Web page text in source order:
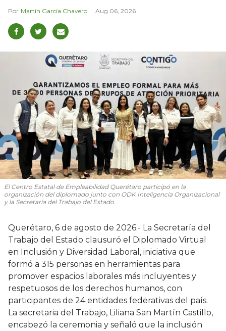
Martín García Chavero Aug 06, 2026
El Centro Estatal de Empleabilidad Querétaro participó en la
organización del diplomado junto con ODK Inteligencia Organizacional
y la Secretaría del Trabajo del Estado.
Querétaro, 6 de agosto de 2026.- La Secretaría del
Trabajo del Estado clausuró el Diplomado Virtual
en Inclusión y Diversidad Laboral, iniciativa que
formó a 315 personas en herramientas para
promover espacios laborales más incluyentes y
respetuosos de los derechos humanos, con
participantes de 24 entidades federativas del país.
La secretaria del Trabajo, Liliana San Martín Castillo,
encabezó la ceremonia y señaló que la inclusión